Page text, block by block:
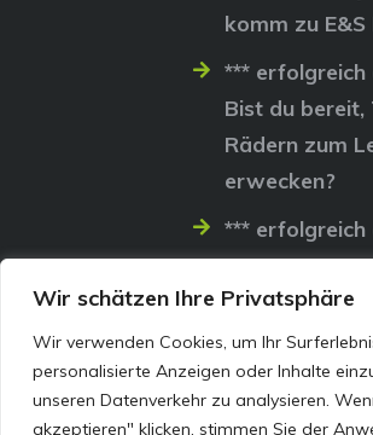
Wir schätzen Ihre Privatsphäre
Wir verwenden Cookies, um Ihr
personalisierte Anzeigen oder Inhalte
unseren Datenverkehr zu analysieren.
akzeptieren" klicken, stimmen Sie der
komm zu
*** erfolgreich
Bist du bereit,
Rädern zum
erwecken?
*** erfolgreich
Lass uns
Straßen